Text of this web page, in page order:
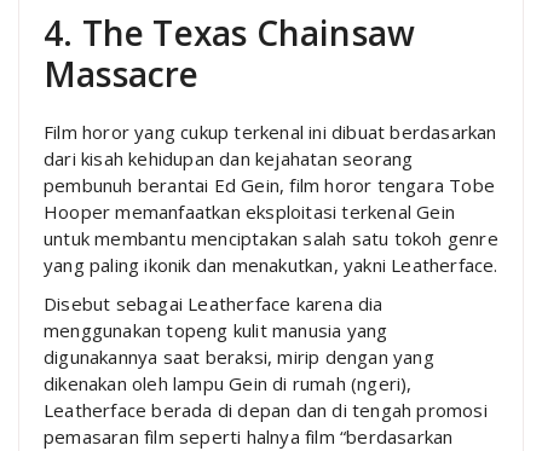
4. The Texas Chainsaw
Massacre
Film horor yang cukup terkenal ini dibuat berdasarkan
dari kisah kehidupan dan kejahatan seorang
pembunuh berantai Ed Gein, film horor tengara Tobe
Hooper memanfaatkan eksploitasi terkenal Gein
untuk membantu menciptakan salah satu tokoh genre
yang paling ikonik dan menakutkan, yakni Leatherface.
Disebut sebagai Leatherface karena dia
menggunakan topeng kulit manusia yang
digunakannya saat beraksi, mirip dengan yang
dikenakan oleh lampu Gein di rumah (ngeri),
Leatherface berada di depan dan di tengah promosi
pemasaran film seperti halnya film “berdasarkan